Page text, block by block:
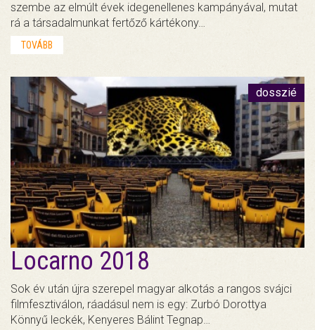
szembe az elmúlt évek idegenellenes kampányával, mutat
rá a társadalmunkat fertőző kártékony…
TOVÁBB
dosszié
Locarno 2018
Sok év után újra szerepel magyar alkotás a rangos svájci
filmfesztiválon, ráadásul nem is egy: Zurbó Dorottya
Könnyű leckék, Kenyeres Bálint Tegnap…